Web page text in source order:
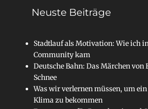
Neuste Beiträge
Stadtlauf als Motivation: Wie ich
Community kam
Deutsche Bahn: Das Märchen von
Schnee
Was wir verlernen müssen, um ein
Klima zu bekommen